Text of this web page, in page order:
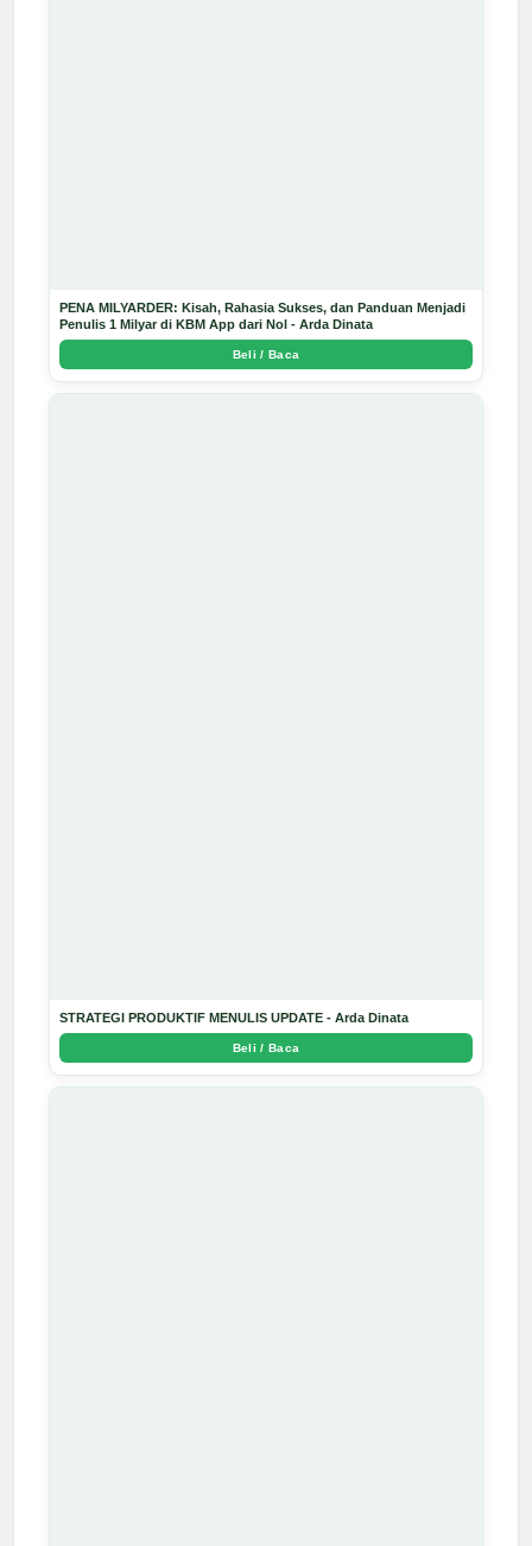
PENA MILYARDER: Kisah, Rahasia Sukses, dan Panduan Menjadi
Penulis 1 Milyar di KBM App dari Nol - Arda Dinata
Beli / Baca
STRATEGI PRODUKTIF MENULIS UPDATE - Arda Dinata
Beli / Baca